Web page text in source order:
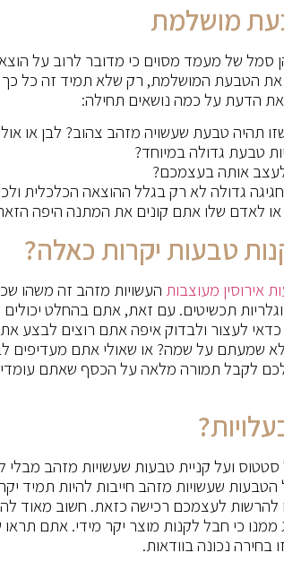
מושלמת
סמל של מעמד מסוים כי מדובר לרוב על
את הטבעת המושלמת, רק שלא תמיד זה כל כך
את הדעת על כמה נושאים תחילה:
תהיה טבעת שעשויה מזהב צהוב? לבן או
טבעת גדולה במיוחד?
אותה בעצמכם?
חגיגה גדולה לא רק בגלל ההוצאה הכלכלית
לאדם שלו אתם קונים את המתנה היפה
טבעות יקרות כאלה?
אירוסין מעוצבות העשויות מזהב זה משהו
וגלריות תכשיטים. עם זאת, אתם בהחלט
כדאי לעצור ולבדוק איפה אתם רוצים
שמעתם על שמה? או שאולי אתם מעדיפים
לקבל תמורה מלאה על הכסף שאתם
ועל קניית טבעות שעשויות מזהב מבלי
שעשויות מזהב חייבות להיות תמיד
להרשות לעצמכם רכישה כזאת. חשוב מאוד
ממנו כי חבל לקנות מוצר יקר מידי. אתם
בחירה נכונה בוודאות.